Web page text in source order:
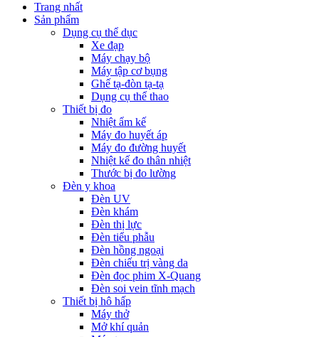
Trang nhất
Sản phẩm
Dụng cụ thể dục
Xe đạp
Máy chạy bộ
Máy tập cơ bụng
Ghế tạ-đòn tạ-tạ
Dụng cụ thể thao
Thiết bị đo
Nhiệt ẩm kế
Máy đo huyết áp
Máy đo đường huyết
Nhiệt kế đo thân nhiệt
Thước bị đo lường
Đèn y khoa
Đèn UV
Đèn khám
Đèn thị lực
Đèn tiểu phẫu
Đèn hồng ngoại
Đèn chiếu trị vàng da
Đèn đọc phim X-Quang
Đèn soi vein tĩnh mạch
Thiết bị hô hấp
Máy thở
Mở khí quản